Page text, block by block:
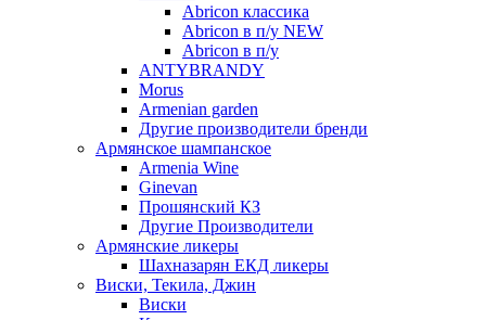
Abricon классика
Abricon в п/у NEW
Abricon в п/у
ANTYBRANDY
Morus
Armenian garden
Другие производители бренди
Армянское шампанское
Armenia Wine
Ginevan
Прошянский КЗ
Другие Производители
Армянские ликеры
Шахназарян ЕКД ликеры
Виски, Текила, Джин
Виски